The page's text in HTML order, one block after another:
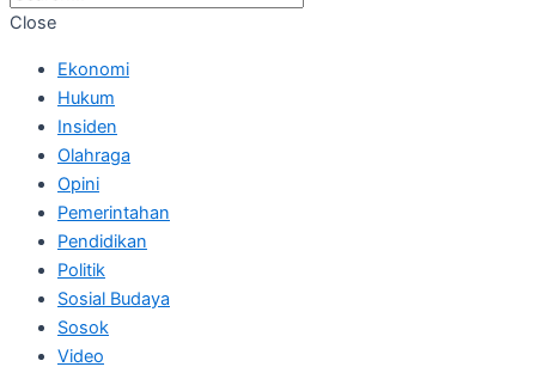
Close
Ekonomi
Hukum
Insiden
Olahraga
Opini
Pemerintahan
Pendidikan
Politik
Sosial Budaya
Sosok
Video